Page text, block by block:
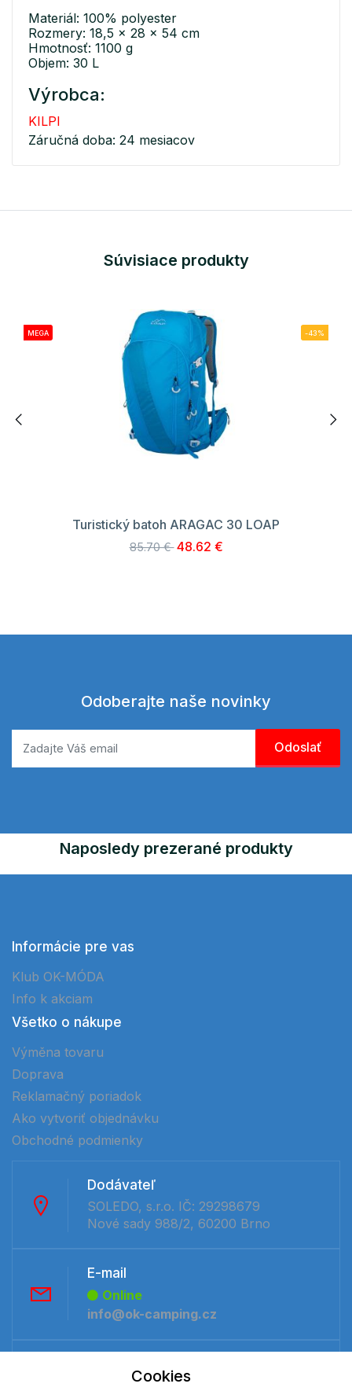
Materiál: 100% polyester
Rozmery: 18,5 x 28 x 54 cm
Hmotnosť: 1100 g
Objem: 30 L
Výrobca:
KILPI
Záručná doba: 24 mesiacov
Súvisiace produkty
MEGA -43%
Turistický batoh ARAGAC 30 LOAP
85.70 € 48.62 €
Odoberajte naše novinky
Naposledy prezerané produkty
Informácie pre vas
Klub OK-MÓDA
Info k akciam
Všetko o nákupe
Výměna tovaru
Doprava
Reklamačný poriadok
Ako vytvoriť objednávku
Obchodné podmienky
Dodávateľ
SOLEDO, s.r.o. IČ: 29298679
Nové sady 988/2, 60200 Brno
E-mail
Online
info@ok-camping.cz
Offline
Cookies